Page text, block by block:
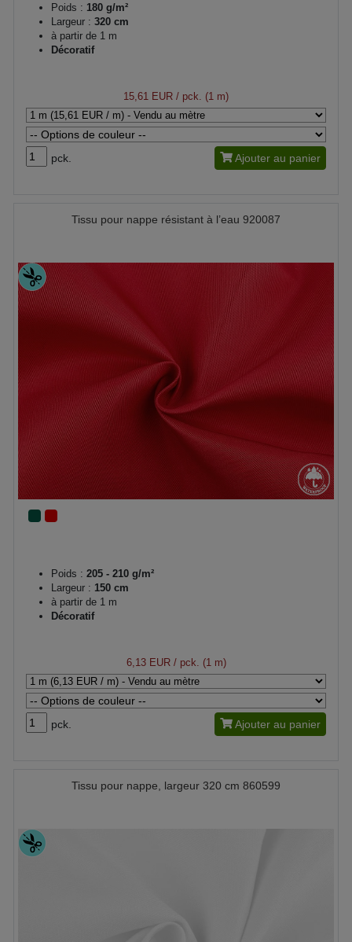
Poids : 180 g/m²
Largeur : 320 cm
à partir de 1 m
Décoratif
15,61 EUR / pck. (1 m)
pck. Ajouter au panier
Tissu pour nappe résistant à l’eau 920087
Poids : 205 - 210 g/m²
Largeur : 150 cm
à partir de 1 m
Décoratif
6,13 EUR/ pck. (1 m)
pck. Ajouter au panier
Tissu pour nappe, largeur 320 cm 860599